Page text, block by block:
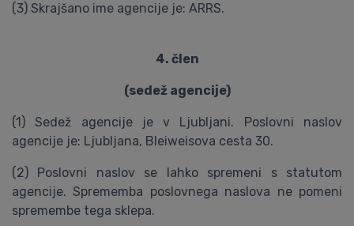
(3) Skrajšano ime agencije je: ARRS.
4. člen
(sedež agencije)
(1) Sedež agencije je v Ljubljani. Poslovni naslov
agencije je: Ljubljana, Bleiweisova cesta 30.
(2) Poslovni naslov se lahko spremeni s statutom
agencije. Sprememba poslovnega naslova ne pomeni
spremembe tega sklepa.